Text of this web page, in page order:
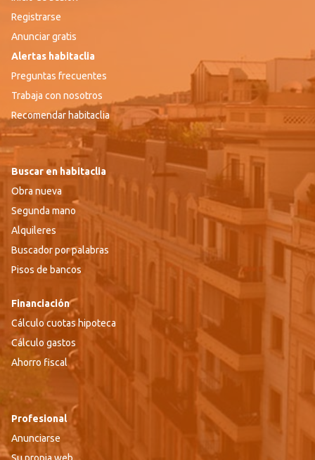
Registrarse
Anunciar gratis
Alertas habitaclia
Preguntas frecuentes
Trabaja con nosotros
Recomendar habitaclia
Buscar en habitaclia
Obra nueva
Segunda mano
Alquileres
Buscador por palabras
Pisos de bancos
Financiación
Cálculo cuotas hipoteca
Cálculo gastos
Ahorro fiscal
Profesional
Anunciarse
Su propia web